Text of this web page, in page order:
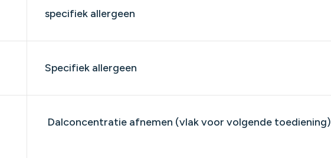
specifiek allergeen
Specifiek allergeen
Dalconcentratie afnemen (vlak voor volgende toediening)